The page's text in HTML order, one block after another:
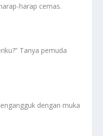
harap cemas.
Tanya pemuda
dengan muka